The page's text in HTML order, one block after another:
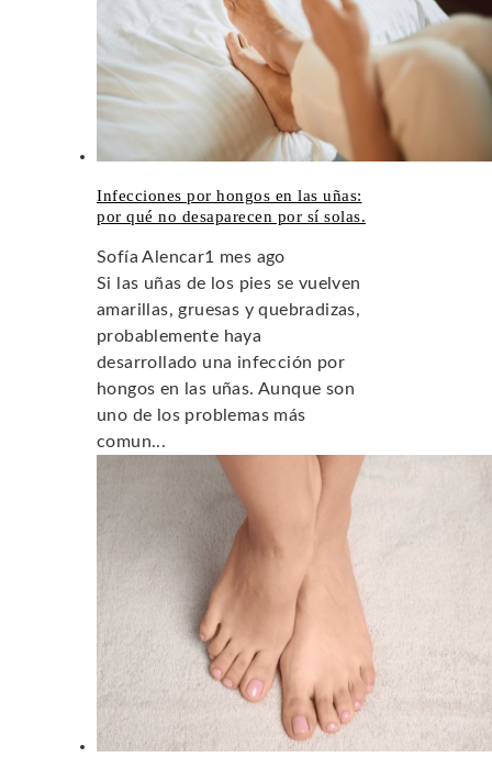
Infecciones por hongos en las uñas:
por qué no desaparecen por sí solas.
Sofía Alencar1 mes ago
Si las uñas de los pies se vuelven
amarillas, gruesas y quebradizas,
probablemente haya
desarrollado una infección por
hongos en las uñas. Aunque son
uno de los problemas más
comun...